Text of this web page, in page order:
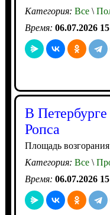
Категория: Все\
Время: 06.07.2026
В Петербурге
Ропса
Площадь
Категория: Все\
Время: 06.07.2026